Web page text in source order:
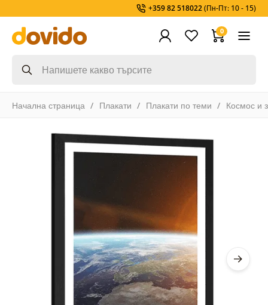
+359 82 518022(Пн-Пт: 10 - 15)
0
Начална страница Плакати Плакати по теми Космос и